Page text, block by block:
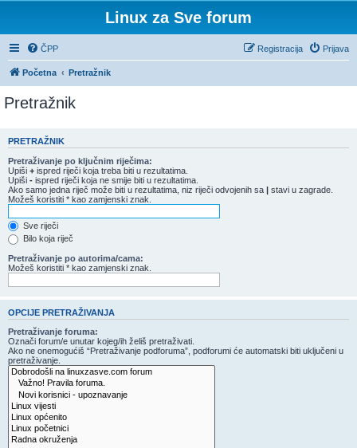
Linux za Sve forum
ČPP Prijava
Registracija
Početna Pretražnik
Pretražnik
PRETRAŽNIK
Pretraživanje po ključnim riječima:
Upiši + ispred riječi koja treba biti u rezultatima.
Upiši - ispred riječi koja ne smije biti u rezultatima.
Ako samo jedna riječ može biti u rezultatima, niz riječi odvojenih sa | stavi u zagrade.
Možeš koristiti * kao zamjenski znak.
Sve riječi
Bilo koja riječ
Pretraživanje po autorima/cama:
Možeš koristiti * kao zamjenski znak.
OPCIJE PRETRAŽIVANJA
Pretraživanje foruma:
Označi forum/e unutar kojeg/ih želiš pretraživati.
Ako ne onemogućiš “Pretraživanje podforuma”, podforumi će automatski biti uključeni u
pretraživanje.